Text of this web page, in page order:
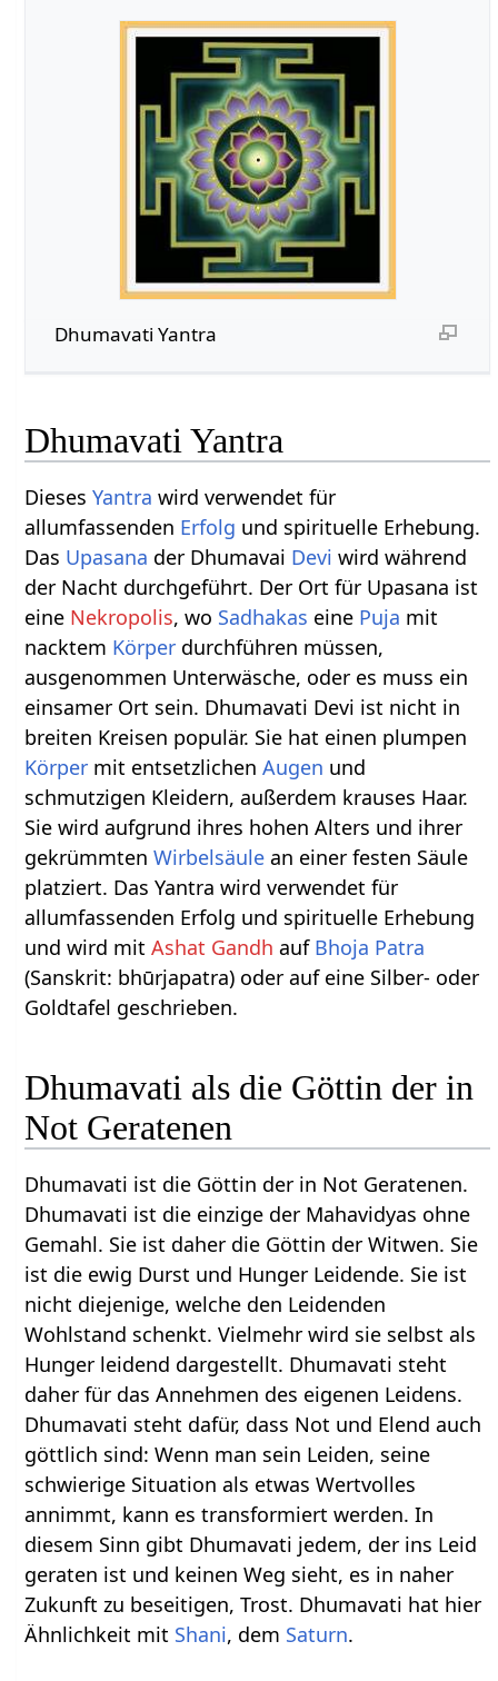
Dhumavati Yantra
Dhumavati Yantra
DiesesYantra wird verwendet für
allumfassenden Erfolg und spirituelle Erhebung.
Das Upasana der Dhumavai Devi wird während
der Nacht durchgeführt. Der Ort für Upasana ist
eine Nekropolis, wo Sadhakas eine Puja mit
nacktem Körper durchführen müssen,
ausgenommen Unterwäsche, oder es muss ein
einsamer Ort sein. Dhumavati Devi ist nicht in
breiten Kreisen populär. Sie hat einen plumpen
Körper mit entsetzlichenAugen und
schmutzigen Kleidern, außerdem krauses Haar.
Sie wird aufgrund ihres hohen Alters und ihrer
gekrümmtenWirbelsäule an einer festen Säule
platziert. Das Yantra wird verwendet für
allumfassenden Erfolg und spirituelle Erhebung
und wird mitAshat Gandh auf Bhoja Patra
(Sanskrit: bhūrjapatra) oder auf eine Silber- oder
Goldtafel geschrieben.
Dhumavati als die Göttin der in
Not Geratenen
Dhumavati ist die Göttin der in Not Geratenen.
Dhumavati ist die einzige der Mahavidyas ohne
Gemahl. Sie ist daher die Göttin der Witwen. Sie
ist die ewig Durst und Hunger Leidende. Sie ist
nicht diejenige, welche den Leidenden
Wohlstand schenkt. Vielmehr wird sie selbst als
Hunger leidend dargestellt. Dhumavati steht
daher für das Annehmen des eigenen Leidens.
Dhumavati steht dafür, dass Not und Elend auch
göttlich sind: Wenn man sein Leiden, seine
schwierige Situation als etwas Wertvolles
annimmt, kann es transformiert werden. In
diesem Sinn gibt Dhumavati jedem, der ins Leid
geraten ist und keinen Weg sieht, es in naher
Zukunft zu beseitigen, Trost. Dhumavati hat hier
Ähnlichkeit mit Shani, dem Saturn.